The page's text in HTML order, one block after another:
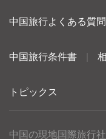
中国旅行よくある質問
中国旅行条件書
トピックス
中国の現地国際旅行